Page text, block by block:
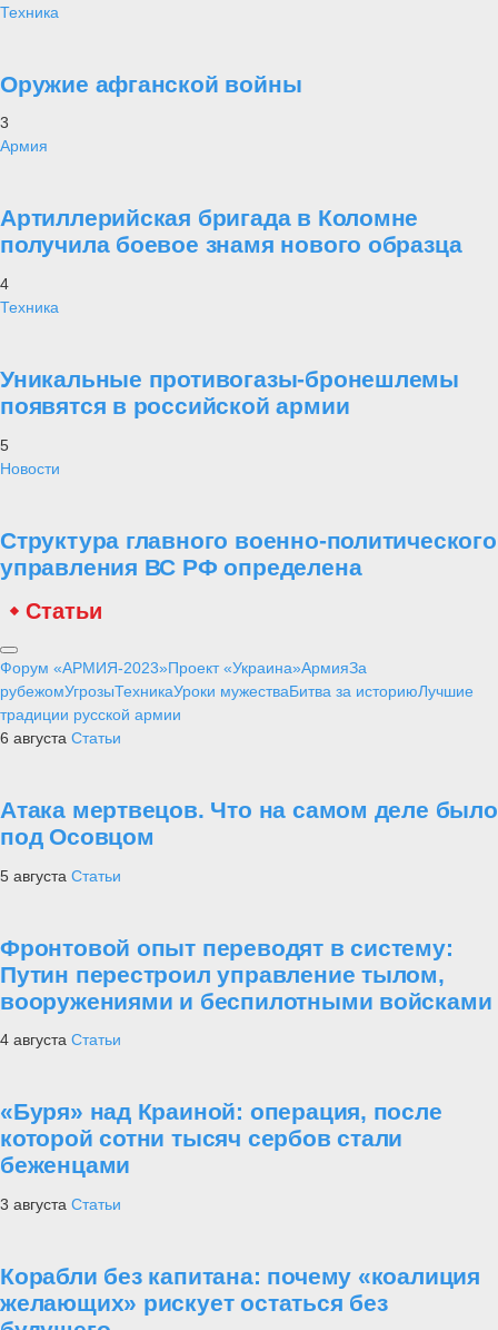
Техника
Оружие афганской войны
3
Армия
Артиллерийская бригада в Коломне
получила боевое знамя нового образца
4
Техника
Уникальные противогазы-бронешлемы
появятся в российской армии
5
Новости
Структура главного военно-политического
управления ВС РФ определена
Статьи
Форум «АРМИЯ-2023»Проект «Украина»АрмияЗа
рубежомУгрозыТехникаУроки мужестваБитва за историюЛучшие
традиции русской армии
6 августа Статьи
Атака мертвецов. Что на самом деле было
под Осовцом
5 августа Статьи
Фронтовой опыт переводят в систему:
Путин перестроил управление тылом,
вооружениями и беспилотными войсками
4 августа Статьи
«Буря» над Краиной: операция, после
которой сотни тысяч сербов стали
беженцами
3 августа Статьи
Корабли без капитана: почему «коалиция
желающих» рискует остаться без